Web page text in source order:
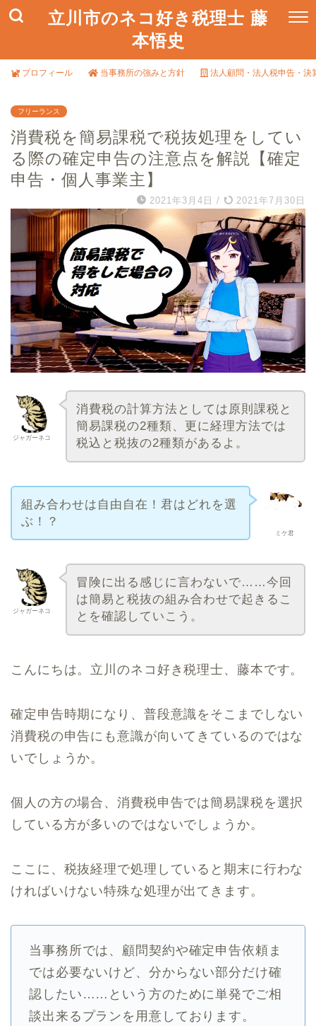
立川市のネコ好き税理士 藤
本悟史
プロフィール 当事務所の強みと方針 法人顧問・法人税申告・決
フリーランス
消費税を簡易課税で税抜処理をしてい
る際の確定申告の注意点を解説【確定
申告・個人事業主】
2021年3月4日 / 2021年7月30日
ジャガーネコ
消費税の計算方法としては原則課税と
簡易課税の2種類、更に経理方法では
税込と税抜の2種類があるよ。
ミケ君
組み合わせは自由自在！君はどれを選
ぶ！？
ジャガーネコ
冒険に出る感じに言わないで……今回
は簡易と税抜の組み合わせで起きるこ
とを確認していこう。
こんにちは。立川のネコ好き税理士、藤本です。
確定申告時期になり、普段意識をそこまでしない
消費税の申告にも意識が向いてきているのではな
いでしょうか。
個人の方の場合、消費税申告では簡易課税を選択
している方が多いのではないでしょうか。
ここに、税抜経理で処理していると期末に行わな
ければいけない特殊な処理が出てきます。
当事務所では、顧問契約や確定申告依頼ま
では必要ないけど、分からない部分だけ確
認したい……という方のために単発でご相
談出来るプランを用意しております。